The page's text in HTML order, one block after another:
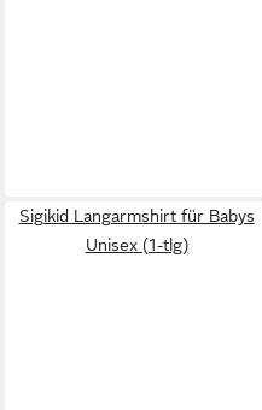
Sigikid Langarmshirt für Babys
Unisex (1-tlg)